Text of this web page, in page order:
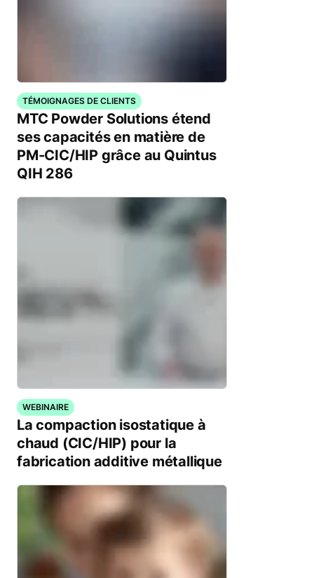
TÉMOIGNAGES DE CLIENTS
MTC Powder Solutions étend
ses capacités en matière de
PM-CIC/HIP grâce au Quintus
QIH 286
WEBINAIRE
La compaction isostatique à
chaud (CIC/HIP) pour la
fabrication additive métallique